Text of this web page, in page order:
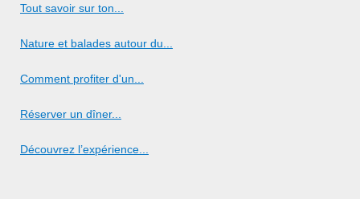
Tout savoir sur ton...
Nature et balades autour du...
Comment profiter d'un...
Réserver un dîner...
Découvrez l’expérience...